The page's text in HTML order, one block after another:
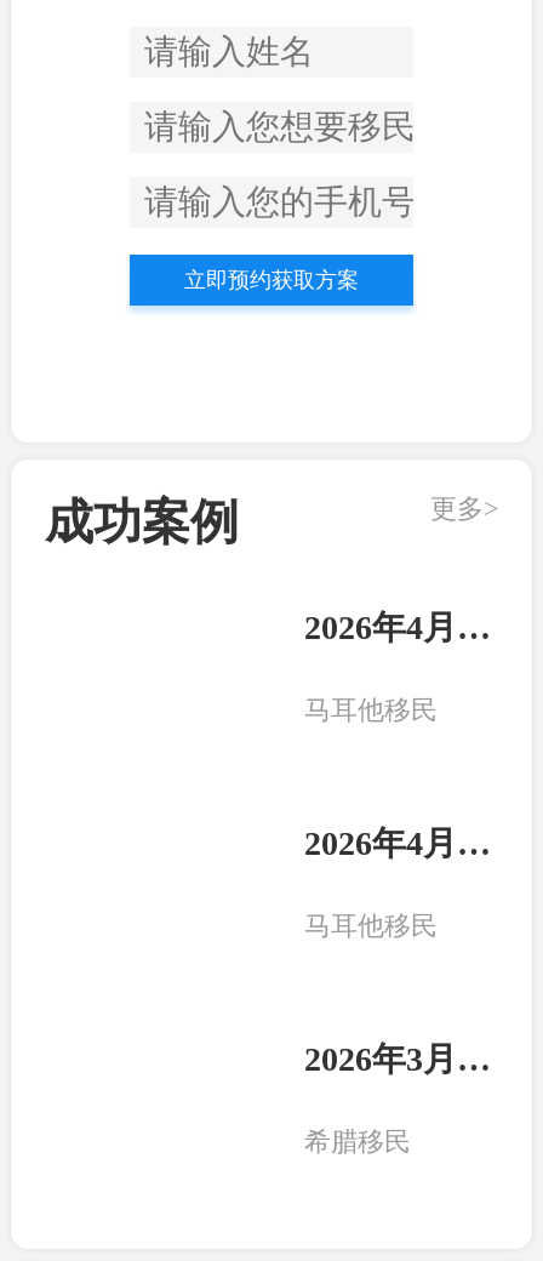
立即预约获取方案
成功案例 更多>
2026年4月21日：马耳他客户顺利收到永居卡
马耳他移民
2026年4月8日：马耳他客户一家三口收到永居卡
马耳他移民
2026年3月20日：希腊客户一家三口收获永居卡
希腊移民